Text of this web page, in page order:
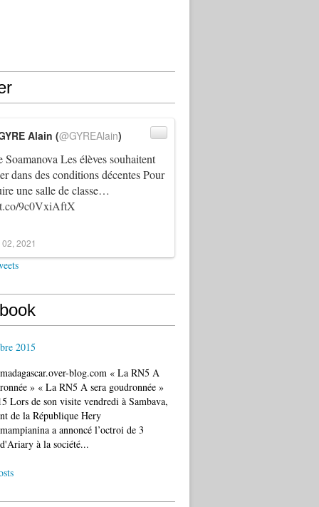
Soamanova Les élèves souhaitent
dans des conditions décentes Pour
une salle de classe…
9c0VxiAftX
Alain (@GYREAlain)
2021
2015
blog.com « La RN5 A
» « La RN5 A sera goudronnée »
Lors de son visite vendredi à Sambava,
de la République Hery
a annoncé l’octroi de 3
à la société...